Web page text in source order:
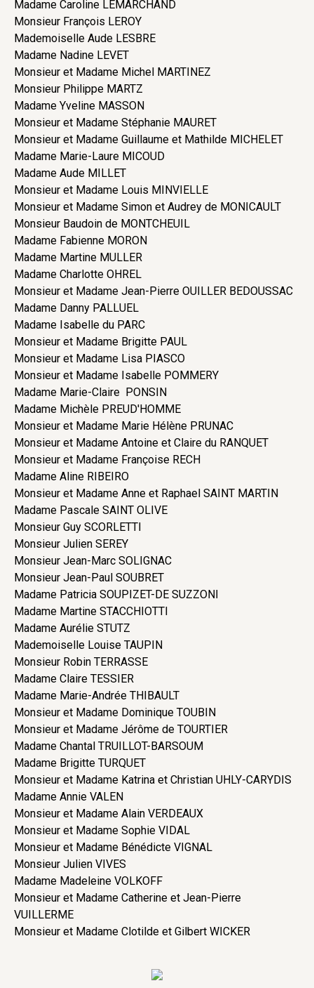
Madame Caroline LEMARCHAND
Monsieur François LEROY
Mademoiselle Aude LESBRE
Madame Nadine LEVET
Monsieur et Madame Michel MARTINEZ
Monsieur Philippe MARTZ
Madame Yveline MASSON
Monsieur et Madame Stéphanie MAURET
Monsieur et Madame Guillaume et Mathilde MICHELET
Madame Marie-Laure MICOUD
Madame Aude MILLET
Monsieur et Madame Louis MINVIELLE
Monsieur et Madame Simon et Audrey de MONICAULT
Monsieur Baudoin de MONTCHEUIL
Madame Fabienne MORON
Madame Martine MULLER
Madame Charlotte OHREL
Monsieur et Madame Jean-Pierre OUILLER BEDOUSSAC
Madame Danny PALLUEL
Madame Isabelle du PARC
Monsieur et Madame Brigitte PAUL
Monsieur et Madame Lisa PIASCO
Monsieur et Madame Isabelle POMMERY
Madame Marie-Claire PONSIN
Madame Michèle PREUD'HOMME
Monsieur et Madame Marie Hélène PRUNAC
Monsieur et Madame Antoine et Claire du RANQUET
Monsieur et Madame Françoise RECH
Madame Aline RIBEIRO
Monsieur et Madame Anne et Raphael SAINT MARTIN
Madame Pascale SAINT OLIVE
Monsieur Guy SCORLETTI
Monsieur Julien SEREY
Monsieur Jean-Marc SOLIGNAC
Monsieur Jean-Paul SOUBRET
Madame Patricia SOUPIZET-DE SUZZONI
Madame Martine STACCHIOTTI
Madame Aurélie STUTZ
Mademoiselle Louise TAUPIN
Monsieur Robin TERRASSE
Madame Claire TESSIER
Madame Marie-Andrée THIBAULT
Monsieur et Madame Dominique TOUBIN
Monsieur et Madame Jérôme de TOURTIER
Madame Chantal TRUILLOT-BARSOUM
Madame Brigitte TURQUET
Monsieur et Madame Katrina et Christian UHLY-CARYDIS
Madame Annie VALEN
Monsieur et Madame Alain VERDEAUX
Monsieur et Madame Sophie VIDAL
Monsieur et Madame Bénédicte VIGNAL
Monsieur Julien VIVES
Madame Madeleine VOLKOFF
Monsieur et Madame Catherine et Jean-Pierre
VUILLERME
Monsieur et Madame Clotilde et Gilbert WICKER